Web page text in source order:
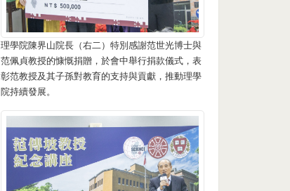
理學院陳界山院長（右二）特別感謝范世光博士與
范佩貞教授的慷慨捐贈，於會中舉行捐款儀式，表
彰范教授及其子孫對教育的支持與貢獻，推動理學
院持續發展。